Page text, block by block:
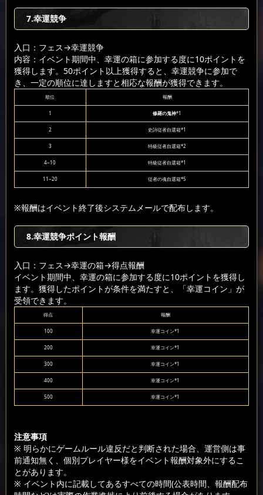
7.幸運競争
入口：フェス→幸運競争
内容：イベント期間中、幸運の箱に参加する度に10ポイントを
獲得します。50ポイント以上獲得すると、幸運競争に参加で
き、一定の順位に達しますと相応な報酬が獲得できます。
順位 報酬
1 修羅の鬼神*1
2 史詩従者自選箱*1
3 特級従者自選箱*2
4~10 特級従者自選箱*1
11~20 従者の魂自選箱*5
※報酬はイベント終了後システムメールで配布します。
8.幸運競争ポイント報酬
入口：フェス→幸運の箱→得点報酬
イベント期間中、幸運の箱に参加する度に10ポイントを獲得し
ます。獲得したポイントが条件を満たすと、「幸運コイン」が
受領できます。
得点 報酬
100 幸運コイン*1
200 幸運コイン*1
300 幸運コイン*1
400 幸運コイン*1
500 幸運コイン*1
注意事項
※ 明らかにゲームルール違反だと判断された場合、運営側は事
前通知無く、個別プレイヤー様をイベント報酬対象外にするこ
とがあります。
※ イベント内に記載してあるすべての時間(公表時間、報酬配布